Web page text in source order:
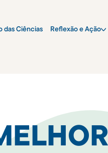
das Ciências Reflexão e Ação